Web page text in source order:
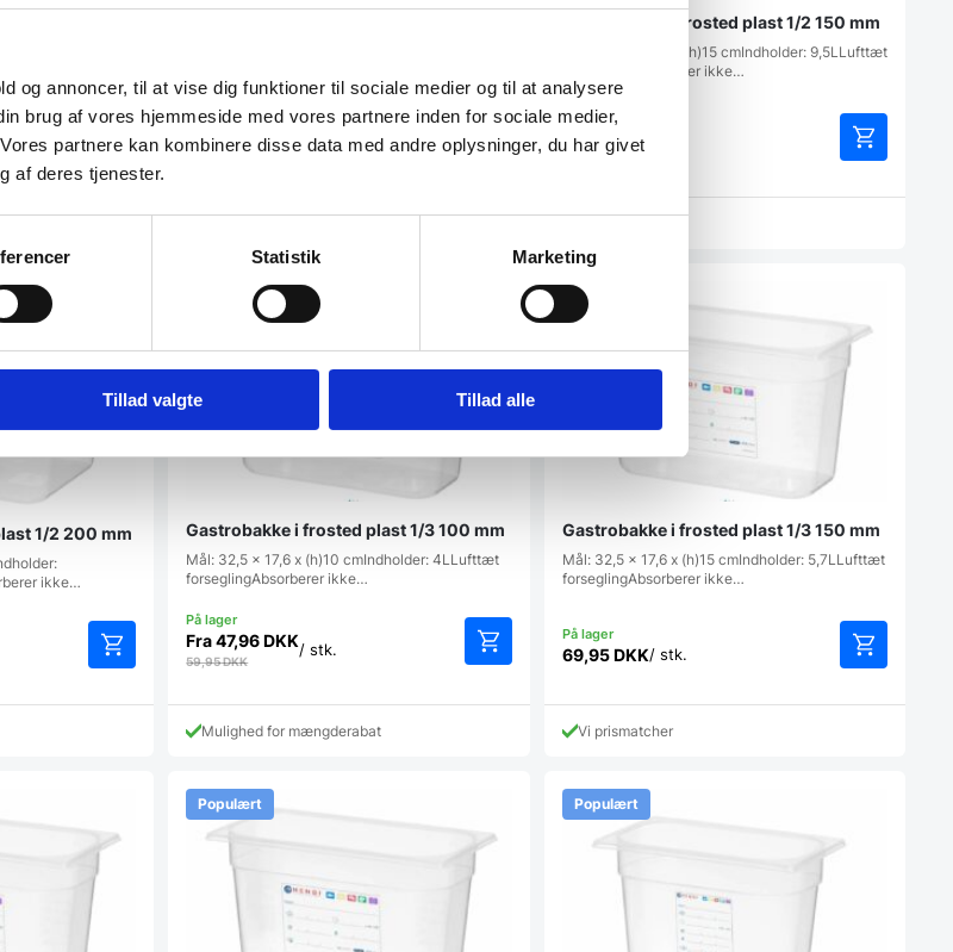
og annoncer, til at vise dig funktioner til sociale medier og til at analysere
brug af vores hjemmeside med vores partnere inden for sociale medier,
partnere kan kombinere disse data med andre oplysninger, du har givet
af deres tjenester.
Statistik Marketing
Tillad valgte Tillad alle
69,95DKK
/ stk.
Gastrobakke i frosted plast 1/2 150 mm
Mål: 32,5 x 26,5 x (h)15 cmIndholder: 9,5LLufttæt
forseglingAbsorberer ikke…
79,95DKK
1/2 200 mm
ikke…
Populært
Gastrobakke i frosted plast 1/3 100 mm
Mål: 32,5 x 17,6 x (h)10 cmIndholder: 4LLufttæt
forseglingAbsorberer ikke…
Fra47,96DKK
59,95DKK
/ stk.
Mulighed for mængderabat
Populært
Gastrobakke i frosted plast 1/3 150 mm
Mål: 32,5 x 17,6 x (h)15 cmIndholder: 5,7LLufttæt
forseglingAbsorberer ikke…
69,95DKK/ stk.
Vi prismatcher
Populært Populært